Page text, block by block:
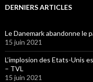
DERNIERS ARTICLES
Le Danemark abandonne le
15 juin 2021
L’implosion des Etats-Unis
– TVL
15 juin 2021